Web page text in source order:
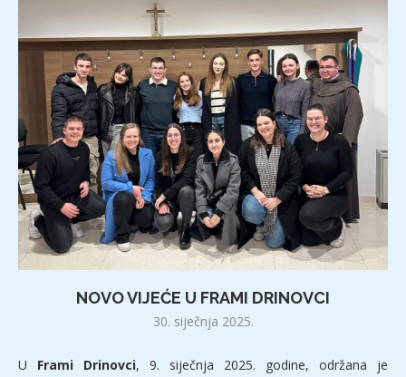
NOVO VIJEĆE U FRAMI DRINOVCI
30. siječnja 2025.
U Frami Drinovci, 9. siječnja 2025. godine, održana je